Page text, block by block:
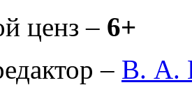
ценз – 6+
– В. А.